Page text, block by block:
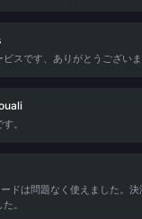
スです、ありがとうございま
。
ドは問題なく使えました。決
。